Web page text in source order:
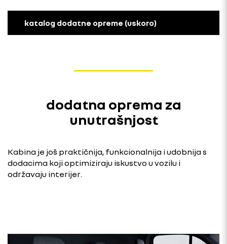
katalog dodatne opreme (uskoro)
dodatna oprema za
unutrašnjost
Kabina je još praktičnija, funkcionalnija i udobnija s
dodacima koji optimiziraju iskustvo u vozilu i
održavaju interijer.